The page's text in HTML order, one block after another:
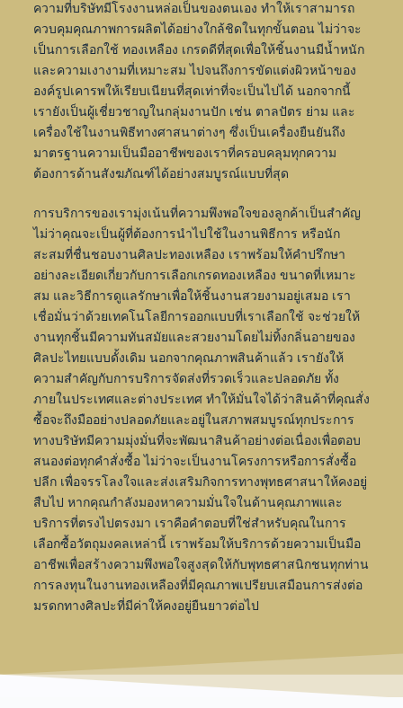
ความที่บริษัทมีโรงงานหล่อเป็นของตนเอง ทำให้เราสามารถ
ควบคุมคุณภาพการผลิตได้อย่างใกล้ชิดในทุกขั้นตอน ไม่ว่าจะ
เป็นการเลือกใช้ ทองเหลือง เกรดดีที่สุดเพื่อให้ชิ้นงานมีน้ำหนัก
และความเงางามที่เหมาะสม ไปจนถึงการขัดแต่งผิวหน้าของ
องค์รูปเคารพให้เรียบเนียนที่สุดเท่าที่จะเป็นไปได้ นอกจากนี้
เรายังเป็นผู้เชี่ยวชาญในกลุ่มงานปัก เช่น ตาลปัตร ย่าม และ
เครื่องใช้ในงานพิธีทางศาสนาต่างๆ ซึ่งเป็นเครื่องยืนยันถึง
มาตรฐานความเป็นมืออาชีพของเราที่ครอบคลุมทุกความ
ต้องการด้านสังฆภัณฑ์ได้อย่างสมบูรณ์แบบที่สุด
การบริการของเรามุ่งเน้นที่ความพึงพอใจของลูกค้าเป็นสำคัญ
ไม่ว่าคุณจะเป็นผู้ที่ต้องการนำไปใช้ในงานพิธีการ หรือนัก
สะสมที่ชื่นชอบงานศิลปะทองเหลือง เราพร้อมให้คำปรึกษา
อย่างละเอียดเกี่ยวกับการเลือกเกรดทองเหลือง ขนาดที่เหมาะ
สม และวิธีการดูแลรักษาเพื่อให้ชิ้นงานสวยงามอยู่เสมอ เรา
เชื่อมั่นว่าด้วยเทคโนโลยีการออกแบบที่เราเลือกใช้ จะช่วยให้
งานทุกชิ้นมีความทันสมัยและสวยงามโดยไม่ทิ้งกลิ่นอายของ
ศิลปะไทยแบบดั้งเดิม นอกจากคุณภาพสินค้าแล้ว เรายังให้
ความสำคัญกับการบริการจัดส่งที่รวดเร็วและปลอดภัย ทั้ง
ภายในประเทศและต่างประเทศ ทำให้มั่นใจได้ว่าสินค้าที่คุณสั่ง
ซื้อจะถึงมืออย่างปลอดภัยและอยู่ในสภาพสมบูรณ์ทุกประการ
ทางบริษัทมีความมุ่งมั่นที่จะพัฒนาสินค้าอย่างต่อเนื่องเพื่อตอบ
สนองต่อทุกคำสั่งซื้อ ไม่ว่าจะเป็นงานโครงการหรือการสั่งซื้อ
ปลีก เพื่อจรรโลงใจและส่งเสริมกิจการทางพุทธศาสนาให้คงอยู่
สืบไป หากคุณกำลังมองหาความมั่นใจในด้านคุณภาพและ
บริการที่ตรงไปตรงมา เราคือคำตอบที่ใช่สำหรับคุณในการ
เลือกซื้อวัตถุมงคลเหล่านี้เราพร้อมให้บริการด้วยความเป็นมือ
อาชีพเพื่อสร้างความพึงพอใจสูงสุดให้กับพุทธศาสนิกชนทุกท่าน
การลงทุนในงานทองเหลืองที่มีคุณภาพเปรียบเสมือนการส่งต่อ
มรดกทางศิลปะที่มีค่าให้คงอยู่ยืนยาวต่อไป